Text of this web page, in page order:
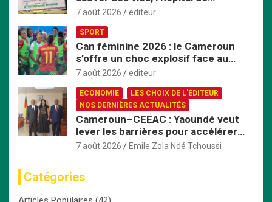
Bafoussam renforce son centre
7 août 2026 editeur
SPORT
Can féminine 2026 : le Cameroun
s’offre un choc explosif face au
Nigeria en quart de finale
7 août 2026 editeur
ECONOMIE
LES CHOIX DE L'ÉDITEUR
NOS DERNIÈRES ACTUALITÉS
Cameroun–CEEAC : Yaoundé veut
lever les barrières pour accélérer
l’intégration économique
7 août 2026 Emile Zola Ndé Tchoussi
Catégories